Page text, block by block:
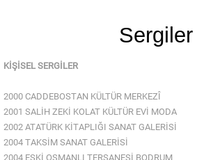
Sergiler
KİŞİSEL SERGİLER
2000 CADDEBOSTAN KÜLTÜR MERKEZÎ
2001 SALİH ZEKİ KOLAT KÜLTÜR EVİ MODA
2002 ATATÜRK KİTAPLIĞI SANAT GALERİSİ
2004 TAKSİM SANAT GALERİSİ
2004 ESKİ OSMANLI TERSANESİ BODRUM